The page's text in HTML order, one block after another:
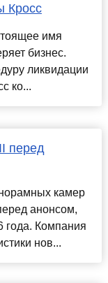
Кросс
имя
бизнес.
ликвидации
ко...
перед
камер
анонсом,
года. Компания
нов...